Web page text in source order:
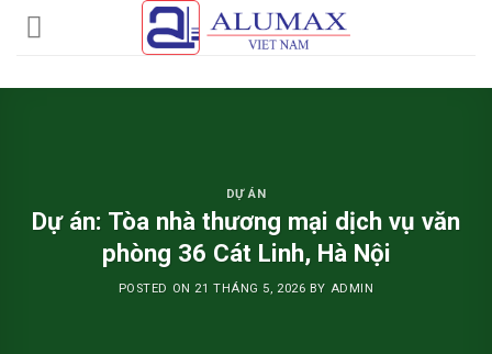
Skip
DỰ ÁN
Dự án: Tòa nhà thương mại dịch vụ văn
phòng 36 Cát Linh, Hà Nội
POSTED ON 21 THÁNG 5, 2026 BY ADMIN